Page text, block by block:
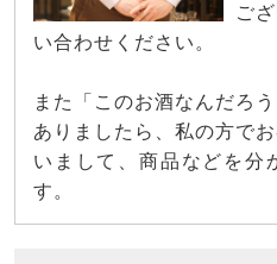
ご
い合わせください。
また「このお酒なんだろ
ありましたら、私の方で
いまして、商品などを分
す。